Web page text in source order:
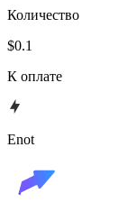
Количество
$0.1
К оплате
Enot